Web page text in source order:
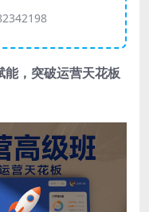
能，突破运营天花板